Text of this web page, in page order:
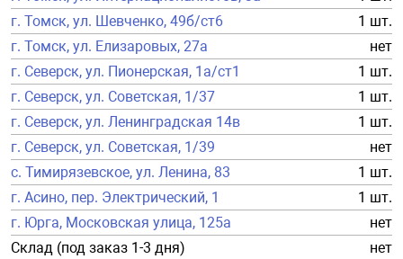
г. Томск, ул. Шевченко, 49б/ст6
1 шт.
г. Томск, ул. Елизаровых, 27а
нет
г. Северск, ул. Пионерская, 1а/ст1
1 шт.
г. Северск, ул. Советская, 1/37
1 шт.
г. Северск, ул. Ленинградская 14в
1 шт.
г. Северск, ул. Советская, 1/39
нет
с. Тимирязевское, ул. Ленина, 83
1 шт.
г. Асино, пер. Электрический, 1
1 шт.
г. Юрга, Московская улица, 125а
нет
Склад (под заказ 1-3 дня)
нет